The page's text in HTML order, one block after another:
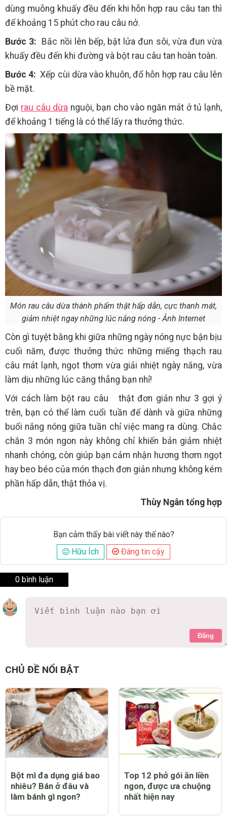
dùng muỗng khuấy đều đến khi hỗn hợp rau câu tan thì
để khoảng 15 phút cho rau câu nở.
Bước 3: Bắc nồi lên bếp, bật lửa đun sôi, vừa đun vừa
khuấy đều đến khi đường và bột rau câu tan hoàn toàn.
Bước 4: Xếp cùi dừa vào khuôn, đổ hỗn hợp rau câu lên
bề mặt.
Đợi rau câu dừa nguội, bạn cho vào ngăn mát ở tủ lạnh,
để khoảng 1 tiếng là có thể lấy ra thưởng thức.
Món rau câu dừa thành phẩm thật hấp dẫn, cực thanh mát,
giảm nhiệt ngay những lúc nắng nóng - Ảnh Internet
Còn gì tuyệt bằng khi giữa những ngày nóng nực bận bịu
cuối năm, được thưởng thức những miếng thạch rau
câu mát lạnh, ngọt thơm vừa giải nhiệt ngày nắng, vừa
làm dịu những lúc căng thẳng bạn nhỉ!
Với cách làm bột rau câu
thật đơn giản như 3 gợi ý
trên, bạn có thể làm cuổi tuần để dành và giữa những
buổi nắng nóng giữa tuần chỉ việc mang ra dùng. Chắc
chắn 3 món ngon này không chỉ khiến bản giảm nhiệt
nhanh chóng, còn giúp bạn cảm nhận hương thơm ngọt
hay beo béo của món thạch đơn giản nhưng không kém
phần hấp dẫn, thật thỏa vị.
Thùy Ngân tổng hợp
Bạn cảm thấy bài viết này thế nào?
Hữu Ích
Đáng tin cậy
0 bình luận
Đăng
CHỦ ĐỀ NỔI BẬT
Bột mì đa dụng giá bao
nhiêu? Bán ở đâu và
làm bánh gì ngon?
Top 12 phở gói ăn liền
ngon, được ưa chuộng
nhất hiện nay